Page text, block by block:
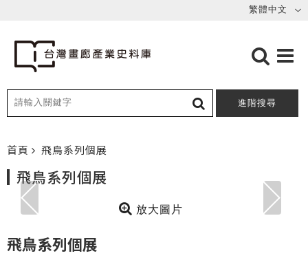
進階搜尋
首頁 飛鳥系列個展
飛鳥系列個展
放大圖片
飛鳥系列個展